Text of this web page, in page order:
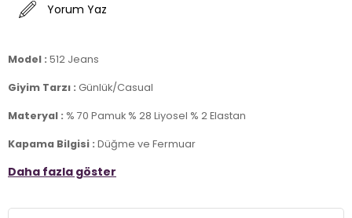
Yorum Yaz
Model : 512 Jeans
Giyim Tarzı : Günlük/Casual
Materyal : % 70 Pamuk % 28 Liyosel % 2 Elastan
Kapama Bilgisi : Düğme ve Fermuar
Cep Bilgisi : 5 Cepli
Daha fazla göster